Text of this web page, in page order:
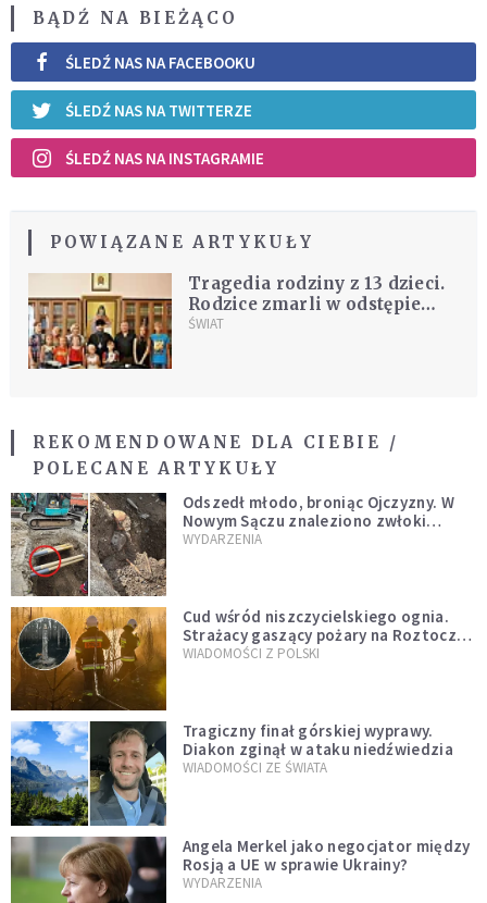
BĄDŹ NA BIEŻĄCO
ŚLEDŹ NAS NA FACEBOOKU
ŚLEDŹ NAS NA TWITTERZE
ŚLEDŹ NAS NA INSTAGRAMIE
POWIĄZANE ARTYKUŁY
Tragedia rodziny z 13 dzieci.
Rodzice zmarli w odstępie
dziewięciu dni
ŚWIAT
REKOMENDOWANE DLA CIEBIE /
POLECANE ARTYKUŁY
Odszedł młodo, broniąc Ojczyzny. W
Nowym Sączu znaleziono zwłoki
mężczyzny z czasów potopu
WYDARZENIA
Cud wśród niszczycielskiego ognia.
Strażacy gaszący pożary na Roztoczu
opublikowali niezwykłe zdjęcie
WIADOMOŚCI Z POLSKI
Tragiczny finał górskiej wyprawy.
Diakon zginął w ataku niedźwiedzia
WIADOMOŚCI ZE ŚWIATA
Angela Merkel jako negocjator między
Rosją a UE w sprawie Ukrainy?
WYDARZENIA